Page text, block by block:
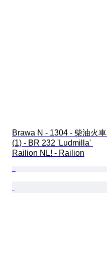
Brawa N - 1304 - 柴油火車
(1) - BR 232 'Ludmilla'
Railion NL! - Railion